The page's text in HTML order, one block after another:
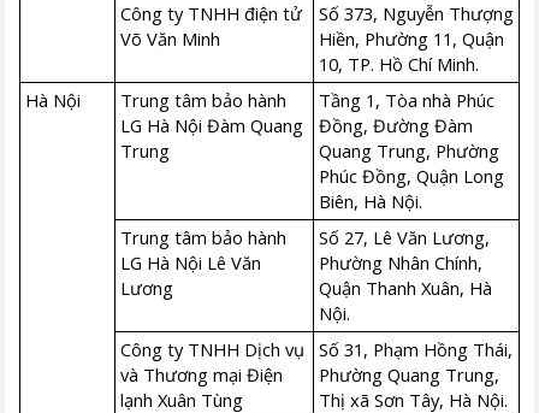
Công ty TNHH điện tử
Võ Văn Minh
Số 373, Nguyễn Thượng
Hiền, Phường 11, Quận
10, TP. Hồ Chí Minh.
Hà Nội
Trung tâm bảo hành
LG Hà Nội Đàm Quang
Trung
Tầng 1, Tòa nhà Phúc
Đồng, Đường Đàm
Quang Trung, Phường
Phúc Đồng, Quận Long
Biên, Hà Nội.
Trung tâm bảo hành
LG Hà Nội Lê Văn
Lương
Số 27, Lê Văn Lương,
Phường Nhân Chính,
Quận Thanh Xuân, Hà
Nội.
Công ty TNHH Dịch vụ
và Thương mại Điện
lạnh Xuân Tùng
Số 31, Phạm Hồng Thái,
Phường Quang Trung,
Thị xã Sơn Tây, Hà Nội.